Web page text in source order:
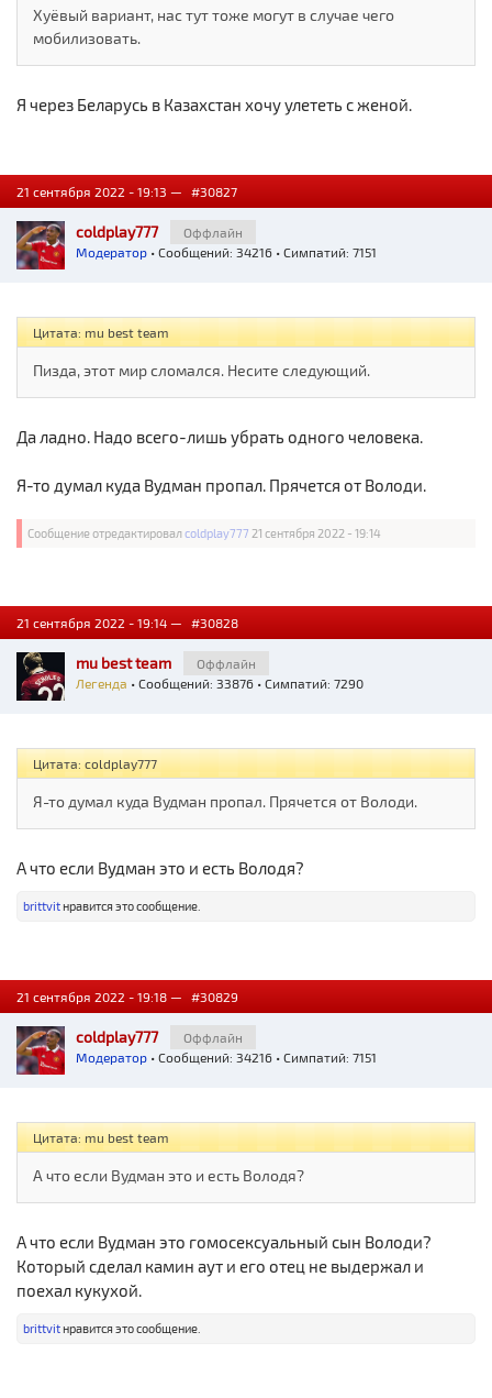
Хуёвый вариант, нас тут тоже могут в случае чего
мобилизовать.
Я через Беларусь в Казахстан хочу улететь с женой.
21 сентября 2022 - 19:13 — #30827
coldplay777
Оффлайн
Модератор • Сообщений: 34216 • Симпатий: 7151
Цитата: mu best team
Пизда, этот мир сломался. Несите следующий.
Да ладно. Надо всего-лишь убрать одного человека.
Я-то думал куда Вудман пропал. Прячется от Володи.
Сообщение отредактировалcoldplay777 21 сентября 2022 - 19:14
21 сентября 2022 - 19:14 — #30828
mu best team
Оффлайн
Легенда • Сообщений: 33876 • Симпатий: 7290
Цитата: coldplay777
Я-то думал куда Вудман пропал. Прячется от Володи.
А что если Вудман это и есть Володя?
brittvitнравится это сообщение.
21 сентября 2022 - 19:18 — #30829
coldplay777
Оффлайн
Модератор • Сообщений: 34216 • Симпатий: 7151
Цитата: mu best team
А что если Вудман это и есть Володя?
А что если Вудман это гомосексуальный сын Володи?
Который сделал камин аут и его отец не выдержал и
поехал кукухой.
brittvitнравится это сообщение.